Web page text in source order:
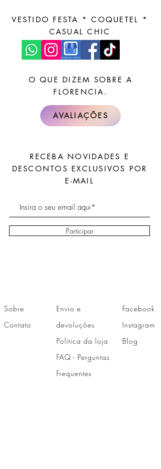
VESTIDO FESTA * COQUETEL *
CASUAL CHIC
O QUE DIZEM SOBRE A
FLORENCIA.
AVALIAÇÕES
RECEBA NOVIDADES E
DESCONTOS EXCLUSIVOS POR
E-MAIL
Participar
Envio e
devoluções
Política da loja
FAQ - Perguntas
Frequentes
Sobre
Contato
Facebook
Instagram
Blog